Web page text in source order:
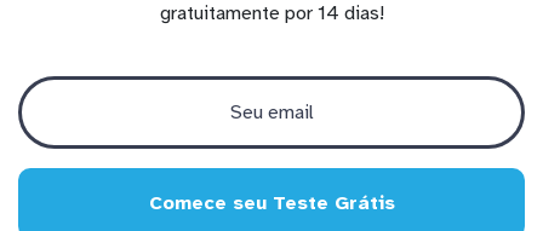
gratuitamente por 14 dias!
Comece seu Teste Grátis